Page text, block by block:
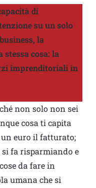
di
su un solo
la
stessa cosa: la
imprenditoriali in
non solo non sei
cosa ti capita
euro il fatturato;
si fa risparmiando e
da fare in
umana che si